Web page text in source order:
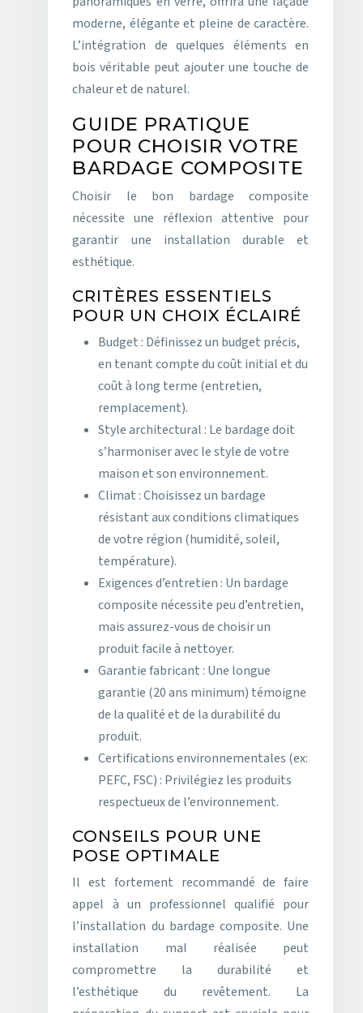
moderne, élégante et pleine de caractère.
L’intégration de quelques éléments en
bois véritable peut ajouter une touche de
chaleur et de naturel.
GUIDE PRATIQUE
POUR CHOISIR VOTRE
BARDAGE COMPOSITE
Choisir le bon bardage composite
nécessite une réflexion attentive pour
garantir une installation durable et
esthétique.
CRITÈRES ESSENTIELS
POUR UN CHOIX ÉCLAIRÉ
Budget : Définissez un budget précis,
en tenant compte du coût initial et du
coût à long terme (entretien,
remplacement).
Style architectural : Le bardage doit
s’harmoniser avec le style de votre
maison et son environnement.
Climat : Choisissez un bardage
résistant aux conditions climatiques
de votre région (humidité, soleil,
température).
Exigences d’entretien : Un bardage
composite nécessite peu d’entretien,
mais assurez-vous de choisir un
produit facile à nettoyer.
Garantie fabricant : Une longue
garantie (20 ans minimum) témoigne
de la qualité et de la durabilité du
produit.
Certifications environnementales (ex:
PEFC, FSC) : Privilégiez les produits
respectueux de l’environnement.
CONSEILS POUR UNE
POSE OPTIMALE
Il est fortement recommandé de faire
appel à un professionnel qualifié pour
l’installation du bardage composite. Une
installation mal réalisée peut
compromettre la durabilité et
l’esthétique du revêtement. La